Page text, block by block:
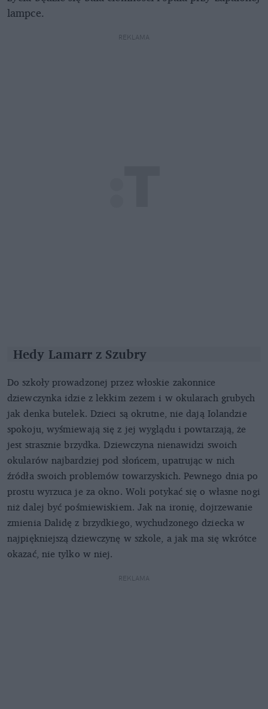
lampce.
REKLAMA
Hedy Lamarr z Szubry
Do szkoły prowadzonej przez włoskie zakonnice
dziewczynka idzie z lekkim zezem i w okularach grubych
jak denka butelek. Dzieci są okrutne, nie dają Iolandzie
spokoju, wyśmiewają się z jej wyglądu i powtarzają, że
jest strasznie brzydka. Dziewczyna nienawidzi swoich
okularów najbardziej pod słońcem, upatrując w nich
źródła swoich problemów towarzyskich. Pewnego dnia po
prostu wyrzuca je za okno. Woli potykać się o własne nogi
niż dalej być pośmiewiskiem. Jak na ironię, dojrzewanie
zmienia Dalidę z brzydkiego, wychudzonego dziecka w
najpiękniejszą dziewczynę w szkole, a jak ma się wkrótce
okazać, nie tylko w niej.
REKLAMA